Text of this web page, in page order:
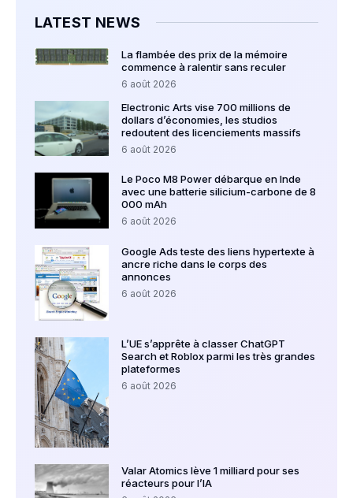
LATEST NEWS
La flambée des prix de la mémoire
commence à ralentir sans reculer
6 août 2026
Electronic Arts vise 700 millions de
dollars d’économies, les studios
redoutent des licenciements massifs
6 août 2026
Le Poco M8 Power débarque en Inde
avec une batterie silicium-carbone de 8
000 mAh
6 août 2026
Google Ads teste des liens hypertexte à
ancre riche dans le corps des
annonces
6 août 2026
L’UE s’apprête à classer ChatGPT
Search et Roblox parmi les très grandes
plateformes
6 août 2026
Valar Atomics lève 1 milliard pour ses
réacteurs pour l’IA